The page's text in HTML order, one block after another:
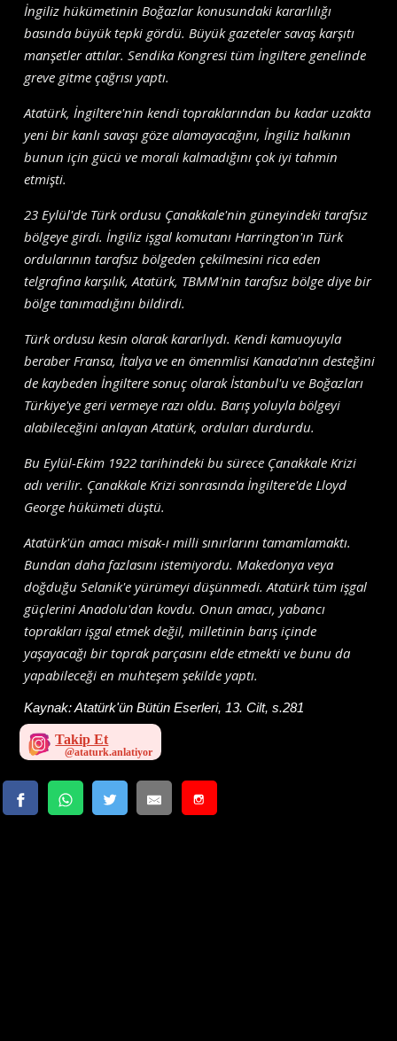
İngiliz hükümetinin Boğazlar konusundaki kararlılığı
basında büyük tepki gördü. Büyük gazeteler savaş karşıtı
manşetler attılar. Sendika Kongresi tüm İngiltere genelinde
greve gitme çağrısı yaptı.
Atatürk, İngiltere'nin kendi topraklarından bu kadar uzakta
yeni bir kanlı savaşı göze alamayacağını, İngiliz halkının
bunun için gücü ve morali kalmadığını çok iyi tahmin
etmişti.
23 Eylül'de Türk ordusu Çanakkale'nin güneyindeki tarafsız
bölgeye girdi. İngiliz işgal komutanı Harrington'ın Türk
ordularının tarafsız bölgeden çekilmesini rica eden
telgrafına karşılık, Atatürk, TBMM'nin tarafsız bölge diye bir
bölge tanımadığını bildirdi.
Türk ordusu kesin olarak kararlıydı. Kendi kamuoyuyla
beraber Fransa, İtalya ve en ömenmlisi Kanada'nın desteğini
de kaybeden İngiltere sonuç olarak İstanbul'u ve Boğazları
Türkiye'ye geri vermeye razı oldu. Barış yoluyla bölgeyi
alabileceğini anlayan Atatürk, orduları durdurdu.
Bu Eylül-Ekim 1922 tarihindeki bu sürece Çanakkale Krizi
adı verilir. Çanakkale Krizi sonrasında İngiltere'de Lloyd
George hükümeti düştü.
Atatürk'ün amacı misak-ı milli sınırlarını tamamlamaktı.
Bundan daha fazlasını istemiyordu. Makedonya veya
doğduğu Selanik'e yürümeyi düşünmedi. Atatürk tüm işgal
güçlerini Anadolu'dan kovdu. Onun amacı, yabancı
toprakları işgal etmek değil, milletinin barış içinde
yaşayacağı bir toprak parçasını elde etmekti ve bunu da
yapabileceği en muhteşem şekilde yaptı.
Kaynak:Atatürk'ün Bütün Eserleri, 13. Cilt, s.281
Takip Et